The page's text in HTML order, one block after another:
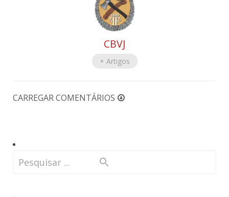
CBVJ
+ Artigos
CARREGAR COMENTÁRIOS